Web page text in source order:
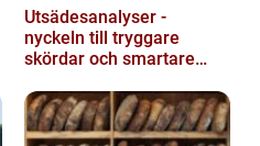
Utsädesanalyser -
nyckeln till tryggare
skördar och smartare